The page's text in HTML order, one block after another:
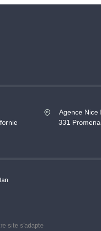
Agence Nice
331
site s'adapte